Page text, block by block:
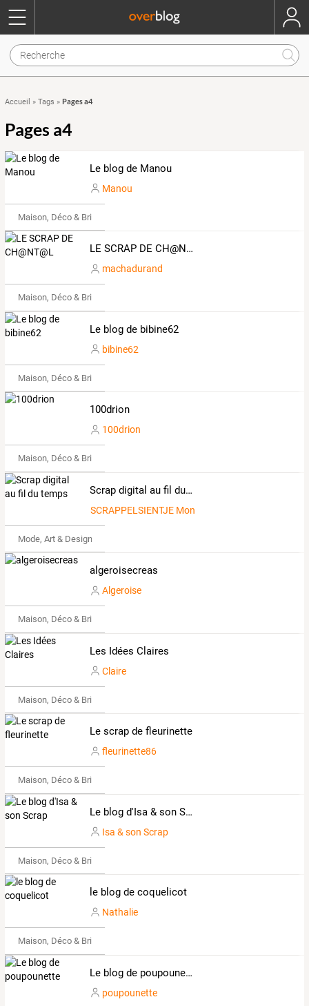
Accueil » Tags » Pages a4
Pages a4
Le blog de Manou
Manou
Maison, Déco & Bricolage
LE SCRAP DE CH@NT@L
machadurand
Maison, Déco & Bricolage
Le blog de bibine62
bibine62
Maison, Déco & Bricolage
100drion
100drion
Maison, Déco & Bricolage
Scrap digital au fil du temps
SCRAPPELSIENTJE Monique
Mode, Art & Design
algeroisecreas
Algeroise
Maison, Déco & Bricolage
Les Idées Claires
Claire
Maison, Déco & Bricolage
Le scrap de fleurinette
fleurinette86
Maison, Déco & Bricolage
Le blog d'Isa & son Scrap
Isa & son Scrap
Maison, Déco & Bricolage
le blog de coquelicot
Nathalie
Maison, Déco & Bricolage
Le blog de poupounette
poupounette